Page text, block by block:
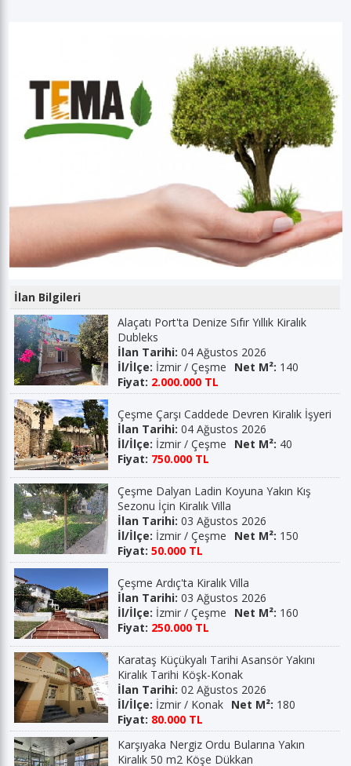
İlan Bilgileri
Alaçatı Port'ta Denize Sıfır Yıllık Kiralık
Dubleks
İlan Tarihi: 04 Ağustos 2026
İl/İlçe: İzmir / Çeşme Net M²: 140
Fiyat: 2.000.000 TL
Çeşme Çarşı Caddede Devren Kiralık İşyeri
İlan Tarihi: 04 Ağustos 2026
İl/İlçe: İzmir / Çeşme Net M²: 40
Fiyat: 750.000 TL
Çeşme Dalyan Ladin Koyuna Yakın Kış
Sezonu İçin Kiralık Villa
İlan Tarihi: 03 Ağustos 2026
İl/İlçe: İzmir / Çeşme Net M²: 150
Fiyat: 50.000 TL
Çeşme Ardıç'ta Kiralık Villa
İlan Tarihi: 03 Ağustos 2026
İl/İlçe: İzmir / Çeşme Net M²: 160
Fiyat: 250.000 TL
Karataş Küçükyalı Tarihi Asansör Yakını
Kiralık Tarihi Köşk-Konak
İlan Tarihi: 02 Ağustos 2026
İl/İlçe: İzmir / Konak Net M²: 180
Fiyat: 80.000 TL
Karşıyaka Nergiz Ordu Bularına Yakın
Kiralık 50 m2 Köşe Dükkan